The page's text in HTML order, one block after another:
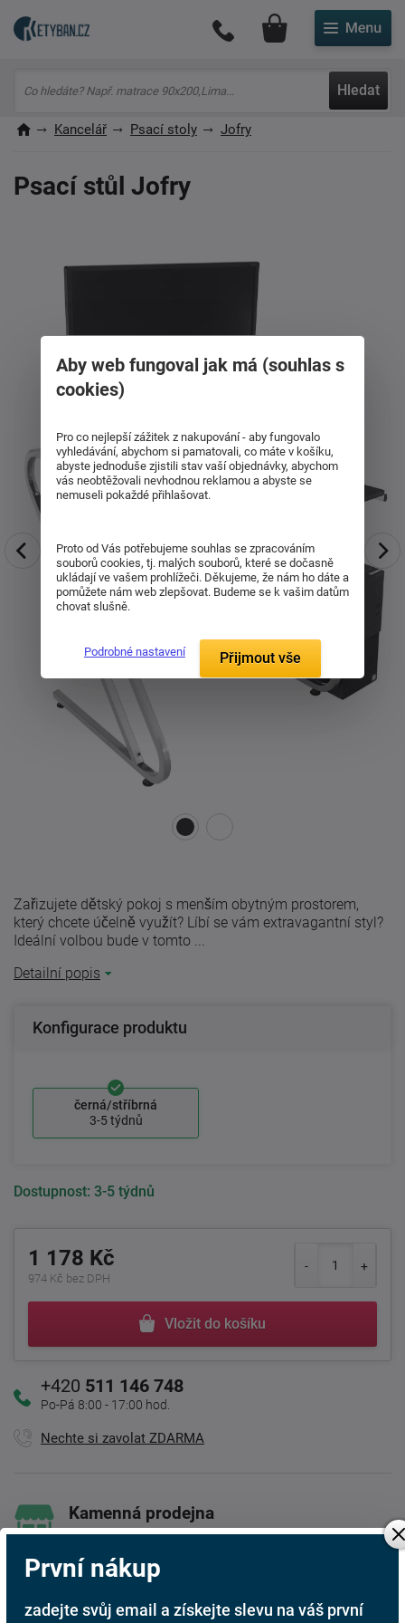
Hledat
Můj účet
Kancelář Psací stoly Jofry
Psací stůl Jofry
Zařizujete dětský pokoj s menším obytným prostorem,
který chcete účelně využít? Líbí se vám extravagantní styl?
Ideální volbou bude v tomto ...
Detailní popis
Konfigurace produktu
černá/stříbrná
3-5 týdnů
Dostupnost: 3-5 týdnů
1 178 Kč
974 Kč bez DPH
Vložit do košíku
+420 511 146 748
Po-Pá 8:00 - 17:00 hod.
Nechte si zavolat ZDARMA
Kamenná prodejna
Jsme tu pro Vás
Doprava ZDARMA
První nákup
zadejte svůj email a získejte slevu na váš první
Aby web fungoval jak má (souhlas s
cookies)
Pro co nejlepší zážitek z nakupování - aby fungovalo
vyhledávání, abychom si pamatovali, co máte v košíku,
abyste jednoduše zjistili stav vaší objednávky, abychom
vás neobtěžovali nevhodnou reklamou a abyste se
nemuseli pokaždé přihlašovat.
Proto od Vás potřebujeme souhlas se zpracováním
souborů cookies, tj. malých souborů, které se dočasně
ukládají ve vašem prohlížeči. Děkujeme, že nám ho dáte a
pomůžete nám web zlepšovat. Budeme se k vašim datům
chovat slušně.
Podrobné nastavení Přijmout vše